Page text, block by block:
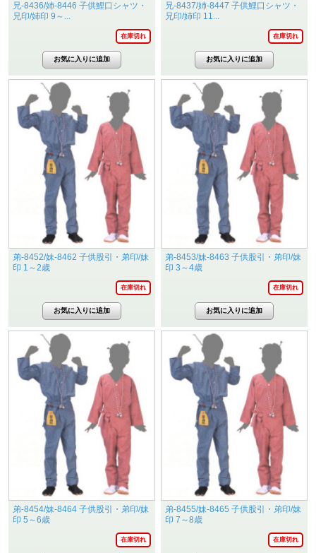
兄-8436/姉-8446 子供鯉口シャツ・
兄印/姉印 9～...
在庫切れ
兄-8437/姉-8447 子供鯉口シャツ・
兄印/姉印 11...
在庫切れ
弟-8452/妹-8462 子供股引・弟印/妹
印 1～2歳
在庫切れ
弟-8453/妹-8463 子供股引・弟印/妹
印 3～4歳
在庫切れ
弟-8454/妹-8464 子供股引・弟印/妹
印 5～6歳
在庫切れ
弟-8455/妹-8465 子供股引・弟印/妹
印 7～8歳
在庫切れ